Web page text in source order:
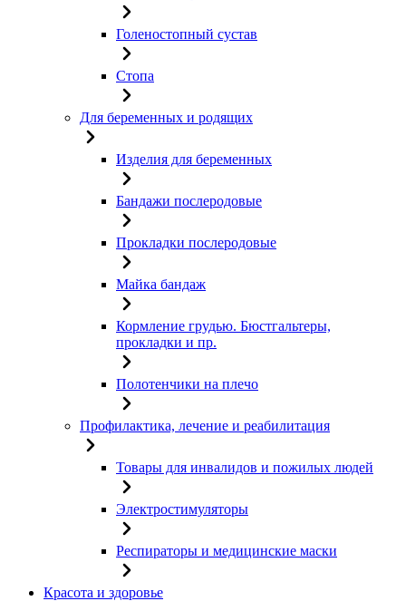
Голеностопный сустав
Стопа
Для беременных и родящих
Изделия для беременных
Бандажи послеродовые
Прокладки послеродовые
Майка бандаж
Кормление грудью. Бюстгальтеры,
прокладки и пр.
Полотенчики на плечо
Профилактика, лечение и реабилитация
Товары для инвалидов и пожилых людей
Электростимуляторы
Респираторы и медицинские маски
Красота и здоровье